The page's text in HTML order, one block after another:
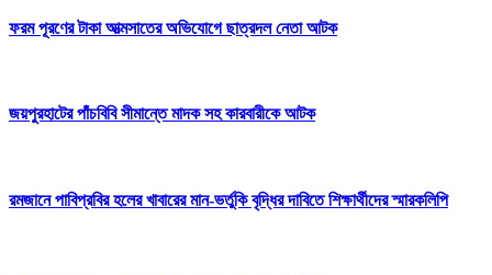
ফরম পূরণের টাকা আত্মসাতের অভিযোগে ছাত্রদল নেতা আটক
জয়পুরহাটের পাঁচবিবি সীমান্তে মাদক সহ কারবারীকে আটক
রমজানে পাবিপ্রবির হলের খাবারের মান-ভর্তুকি বৃদ্ধির দাবিতে শিক্ষার্থীদের স্মারকলিপি